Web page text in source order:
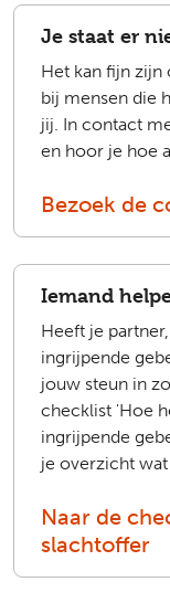
Je staat er
Het kan fijn zijn
bij mensen die
jij. In contact
en hoor je hoe
Bezoek de
Iemand
Heeft je
ingrijpende
jouw steun in
checklist 'Hoe
ingrijpende
je overzicht
Naar de
slachtoffer